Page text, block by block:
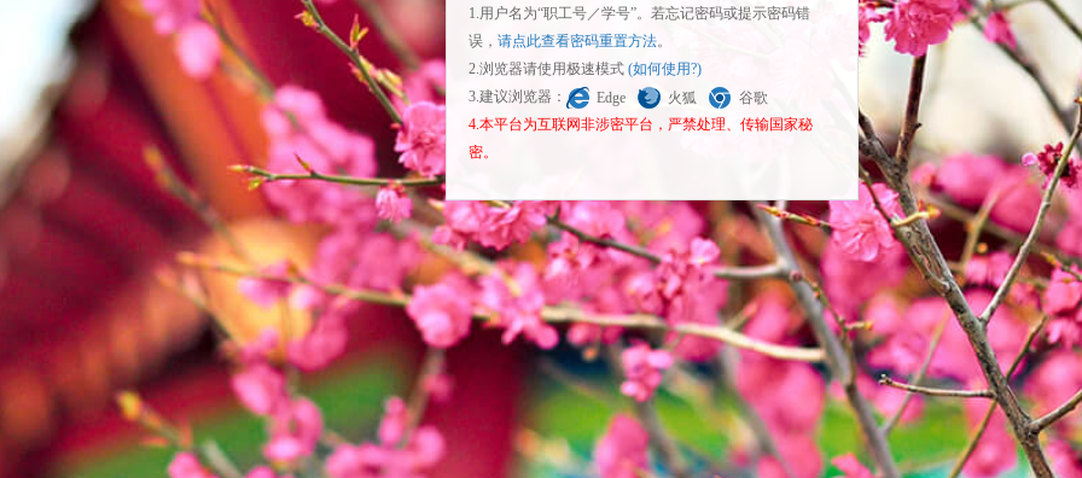
1.用户名为“职工号／学号”。若忘记密码或提示密码错
误， 请点此查看密码重置方法。
2.浏览器请使用极速模式 (如何使用?)
3.建议浏览器：
Edge 火狐
谷歌
4.本平台为互联网非涉密平台，严禁处理、传输国家秘
密。